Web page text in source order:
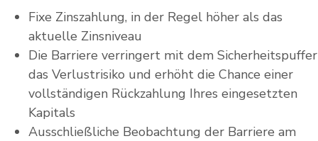
Fixe Zinszahlung, in der Regel höher als das
aktuelle Zinsniveau
Die Barriere verringert mit dem Sicherheitspuffer
das Verlustrisiko und erhöht die Chance einer
vollständigen Rückzahlung Ihres eingesetzten
Kapitals
Ausschließliche Beobachtung der Barriere am